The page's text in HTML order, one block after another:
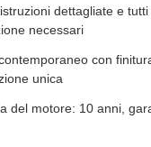
dettagliate e
necessari
con
unica
del motore: 10 anni,